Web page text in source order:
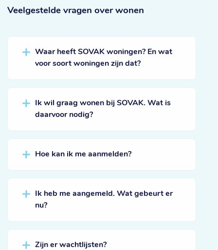
Veelgestelde vragen over wonen
Waar heeft SOVAK woningen? En wat
voor soort woningen zijn dat?
Ik wil graag wonen bij SOVAK. Wat is
daarvoor nodig?
Hoe kan ik me aanmelden?
Ik heb me aangemeld. Wat gebeurt er
nu?
Zijn er wachtlijsten?